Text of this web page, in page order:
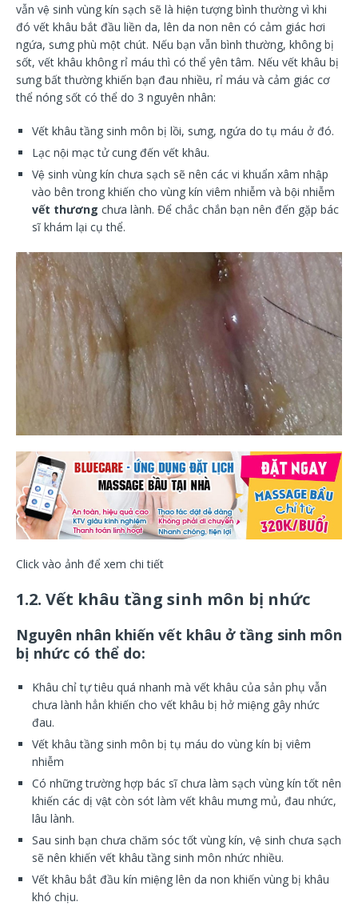
vẫn vệ sinh vùng kín sạch sẽ là hiện tượng bình thường vì khi
đó vết khâu bắt đầu liền da, lên da non nên có cảm giác hơi
ngứa, sưng phù một chút. Nếu bạn vẫn bình thường, không bị
sốt, vết khâu không rỉ máu thì có thể yên tâm. Nếu vết khâu bị
sưng bất thường khiến bạn đau nhiều, rỉ máu và cảm giác cơ
thể nóng sốt có thể do 3 nguyên nhân:
Vết khâu tầng sinh môn bị lồi, sưng, ngứa do tụ máu ở đó.
Lạc nội mạc tử cung đến vết khâu.
Vệ sinh vùng kín chưa sạch sẽ nên các vi khuẩn xâm nhập
vào bên trong khiến cho vùng kín viêm nhiễm và bội nhiễm
vết thương chưa lành. Để chắc chắn bạn nên đến gặp bác
sĩ khám lại cụ thể.
Click vào ảnh để xem chi tiết
1.2. Vết khâu tầng sinh môn bị nhức
Nguyên nhân khiến vết khâu ở tầng sinh môn
bị nhức có thể do:
Khâu chỉ tự tiêu quá nhanh mà vết khâu của sản phụ vẫn
chưa lành hẳn khiến cho vết khâu bị hở miệng gây nhức
đau.
Vết khâu tầng sinh môn bị tụ máu do vùng kín bị viêm
nhiễm
Có những trường hợp bác sĩ chưa làm sạch vùng kín tốt nên
khiến các dị vật còn sót làm vết khâu mưng mủ, đau nhức,
lâu lành.
Sau sinh bạn chưa chăm sóc tốt vùng kín, vệ sinh chưa sạch
sẽ nên khiến vết khâu tầng sinh môn nhức nhiều.
Vết khâu bắt đầu kín miệng lên da non khiến vùng bị khâu
khó chịu.